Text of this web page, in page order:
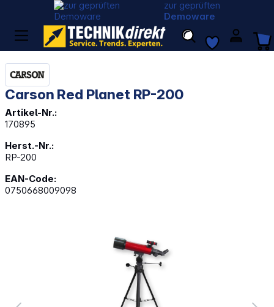
zur geprüften
Demoware
Carson Red Planet RP-200
Artikel-Nr.:
170895
Herst.-Nr.:
RP-200
EAN-Code:
0750668009098
Bildergalerie überspringen